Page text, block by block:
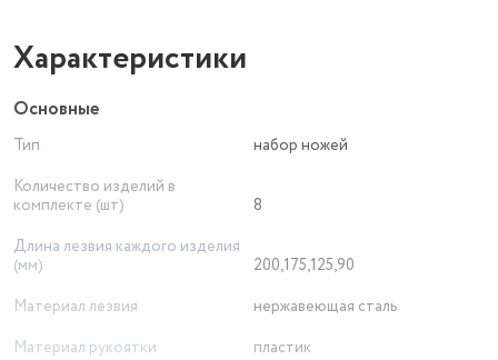
Характеристики
Основные
Тип
набор ножей
Количество изделий в
комплекте (шт)
8
Длина лезвия каждого изделия
(мм)
200,175,125,90
Материал лезвия
нержавеющая сталь
Материал рукоятки
пластик